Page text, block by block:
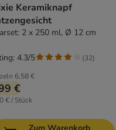
Keramiknapf
2 x 250 ml, Ø 12 cm
6,58 €
€
€ / Stück
4.3/5 (32)